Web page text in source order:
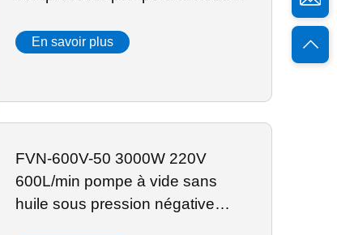
En savoir plus
FVN-600V-50 3000W 220V
600L/min pompe à vide sans
huile sous pression négative